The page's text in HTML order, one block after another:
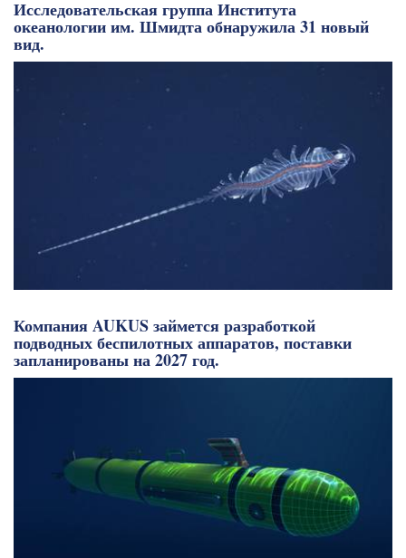
Исследовательская группа Института
океанологии им. Шмидта обнаружила 31 новый
вид.
Компания AUKUS займется разработкой
подводных беспилотных аппаратов, поставки
запланированы на 2027 год.